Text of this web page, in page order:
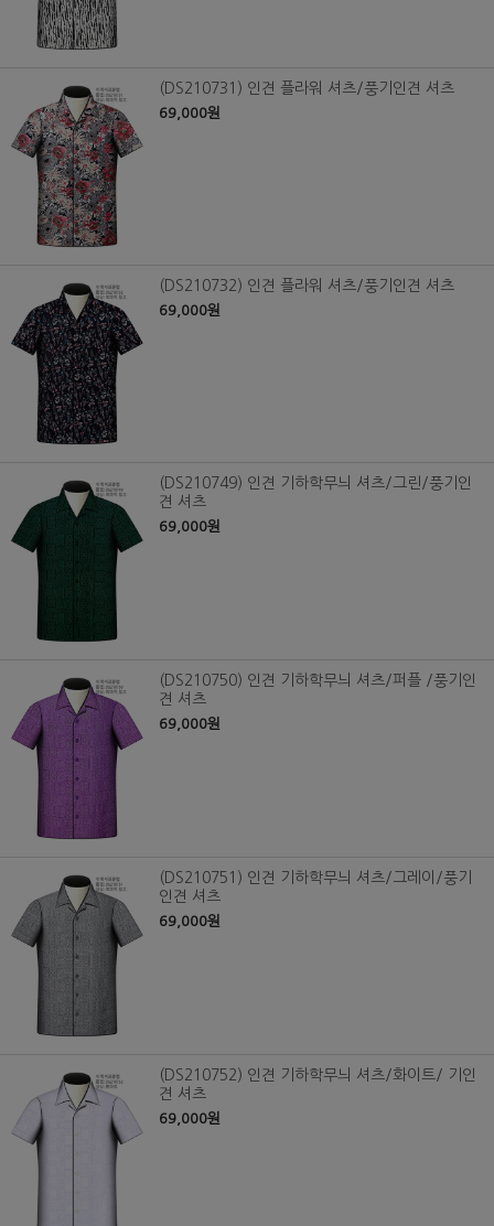
(DS210731) 인견 플라워 셔츠/풍기인견 셔츠
69,000원
(DS210732) 인견 플라워 셔츠/풍기인견 셔츠
69,000원
(DS210749) 인견 기하학무늬 셔츠/그린/풍기인
견 셔츠
69,000원
(DS210750) 인견 기하학무늬 셔츠/퍼플 /풍기인
견 셔츠
69,000원
(DS210751) 인견 기하학무늬 셔츠/그레이/풍기
인견 셔츠
69,000원
(DS210752) 인견 기하학무늬 셔츠/화이트/ 기인
견 셔츠
69,000원